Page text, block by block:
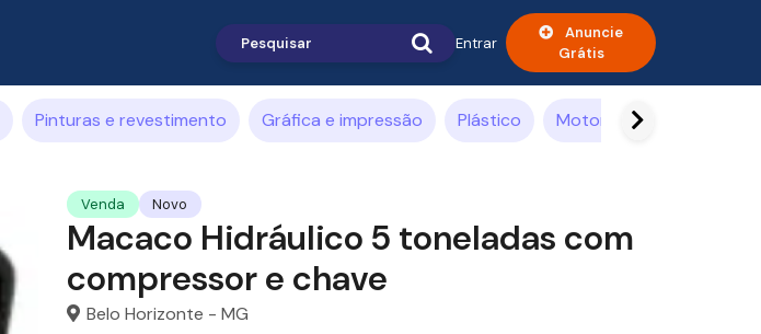
Entrar
Anuncie
Grátis
Pinturas e revestimento Gráfica e impressão Plástico Motores elétricos
Venda Novo
Macaco Hidráulico 5 toneladas com
compressor e chave
Belo Horizonte - MG